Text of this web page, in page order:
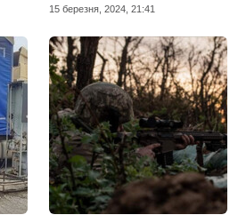
15 березня, 2024, 21:41